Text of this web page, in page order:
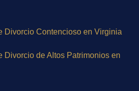
Divorcio Contencioso en Virginia
Divorcio de Altos Patrimonios en